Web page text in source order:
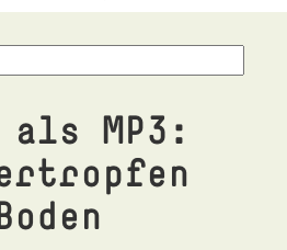
als MP3: